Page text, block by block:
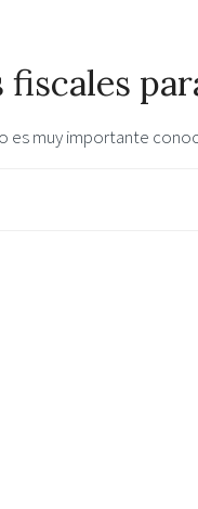
muy importante